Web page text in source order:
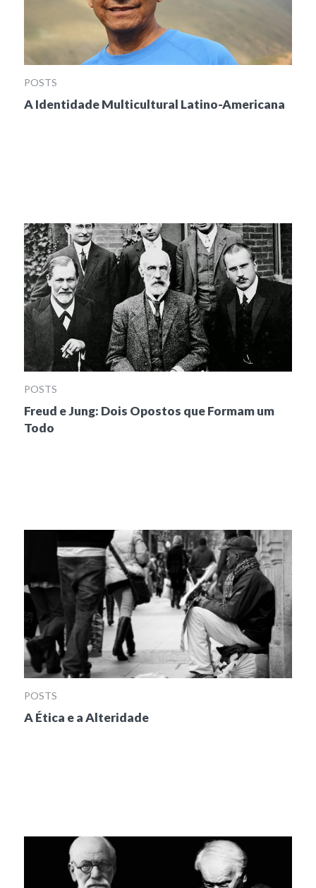
POSTS
A Identidade Multicultural Latino-Americana
POSTS
Freud e Jung: Dois Opostos que Formam um
Todo
POSTS
A Ética e a Alteridade